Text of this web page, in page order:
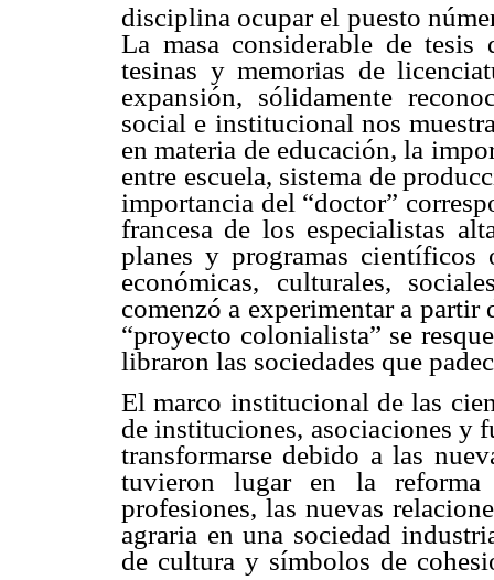
disciplina ocupar el puesto
La masa considerable de
tesinas y memorias de
expansión, sólidamente
social e institucional nos
en materia de educación, la
entre escuela, sistema de
importancia del “doctor”
francesa de los especialistas
planes y programas científicos
económicas, culturales,
comenzó a experimentar a partir
“proyecto colonialista” se
libraron las sociedades que
El marco institucional de las
de instituciones, asociaciones y
transformarse debido a las
tuvieron lugar en la
profesiones, las nuevas
agraria en una sociedad
de cultura y símbolos de